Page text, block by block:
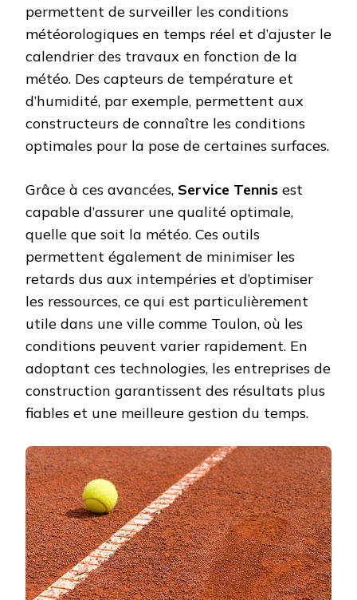
permettent de surveiller les conditions
météorologiques en temps réel et d’ajuster le
calendrier des travaux en fonction de la
météo. Des capteurs de température et
d’humidité, par exemple, permettent aux
constructeurs de connaître les conditions
optimales pour la pose de certaines surfaces.
Grâce à ces avancées, Service Tennis est
capable d’assurer une qualité optimale,
quelle que soit la météo. Ces outils
permettent également de minimiser les
retards dus aux intempéries et d’optimiser
les ressources, ce qui est particulièrement
utile dans une ville comme Toulon, où les
conditions peuvent varier rapidement. En
adoptant ces technologies, les entreprises de
construction garantissent des résultats plus
fiables et une meilleure gestion du temps.